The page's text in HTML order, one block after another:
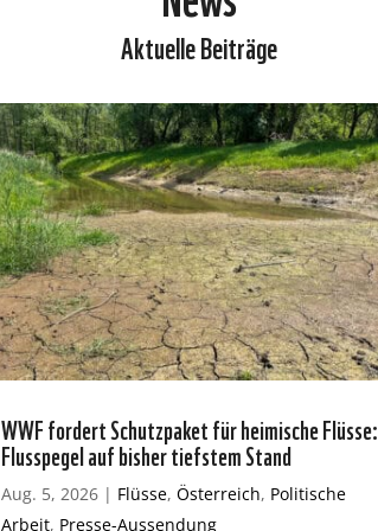
Aktuelle Beiträge
WWF fordert Schutzpaket für heimische Flüsse:
Flusspegel auf bisher tiefstem Stand
Aug. 5, 2026| Flüsse, Österreich, Politische
Arbeit, Presse-Aussendung